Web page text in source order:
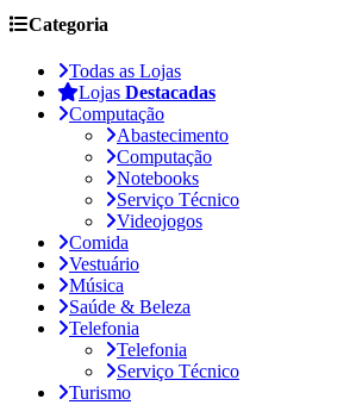
Categoria
Todas as Lojas
Lojas Destacadas
Computação
Abastecimento
Computação
Notebooks
Serviço Técnico
Videojogos
Comida
Vestuário
Música
Saúde & Beleza
Telefonia
Telefonia
Serviço Técnico
Turismo